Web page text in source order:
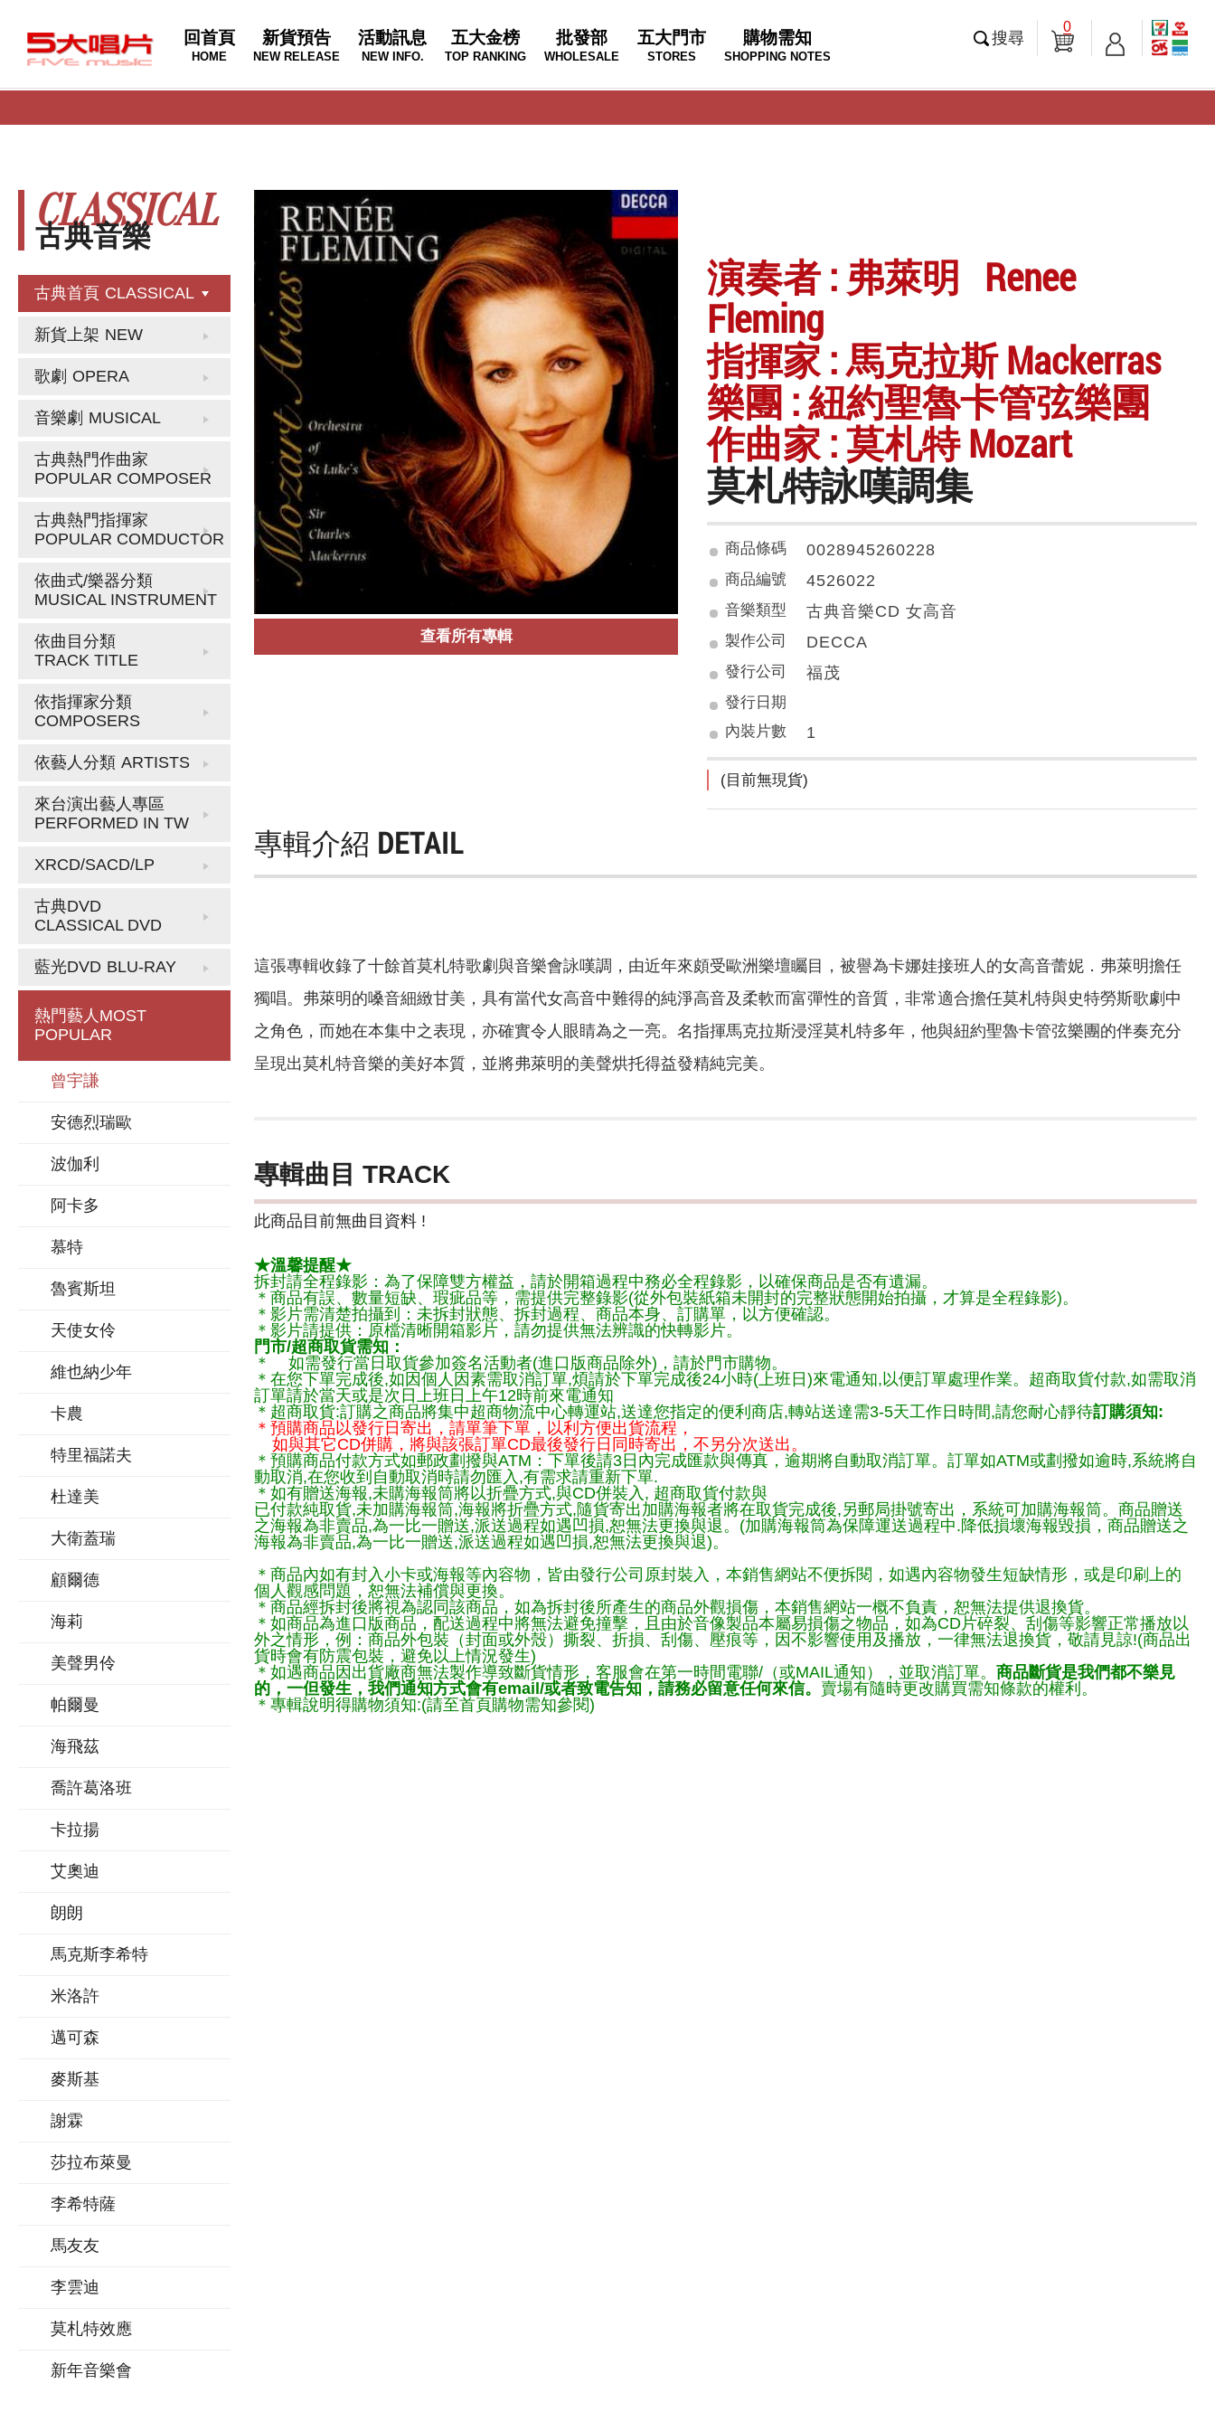
回首頁
HOME
新貨預告
NEW RELEASE
活動訊息
NEW INFO.
五大金榜
TOP RANKING
批發部
WHOLESALE
五大門市
STORES
購物需知
SHOPPING NOTES
搜尋
0
古典音樂
CLASSICAL
古典首頁 CLASSICAL
新貨上架 NEW
歌劇 OPERA
音樂劇 MUSICAL
古典熱門作曲家
POPULAR COMPOSER
古典熱門指揮家
POPULAR COMDUCTOR
依曲式/樂器分類
MUSICAL INSTRUMENT
依曲目分類
TRACK TITLE
依指揮家分類
COMPOSERS
依藝人分類 ARTISTS
來台演出藝人專區
PERFORMED IN TW
XRCD/SACD/LP
古典DVD
CLASSICAL DVD
藍光DVD BLU-RAY
熱門藝人 MOST
POPULAR
曾宇謙
安德烈瑞歐
波伽利
阿卡多
慕特
魯賓斯坦
天使女伶
維也納少年
卡農
特里福諾夫
杜達美
大衛蓋瑞
顧爾德
海莉
美聲男伶
帕爾曼
海飛茲
喬許葛洛班
卡拉揚
艾奧迪
朗朗
馬克斯李希特
米洛許
邁可森
麥斯基
謝霖
莎拉布萊曼
李希特薩
馬友友
李雲迪
莫札特效應
新年音樂會
查看所有專輯
演奏者 : 弗萊明 Renee
Fleming
指揮家 : 馬克拉斯 Mackerras
樂團 : 紐約聖魯卡管弦樂團
作曲家 : 莫札特 Mozart
莫札特詠嘆調集
商品條碼 0028945260228
商品編號 4526022
音樂類型 古典音樂CD 女高音
製作公司 DECCA
發行公司 福茂
發行日期
內裝片數
1
(目前無現貨)
專輯介紹 DETAIL
這張專輯收錄了十餘首莫札特歌劇與音樂會詠嘆調，由近年來頗受歐洲樂壇矚目，被譽為卡娜娃接班人的女高音蕾妮．弗萊明擔任
獨唱。弗萊明的嗓音細緻甘美，具有當代女高音中難得的純淨高音及柔軟而富彈性的音質，非常適合擔任莫札特與史特勞斯歌劇中
之角色，而她在本集中之表現，亦確實令人眼睛為之一亮。名指揮馬克拉斯浸淫莫札特多年，他與紐約聖魯卡管弦樂團的伴奏充分
呈現出莫札特音樂的美好本質，並將弗萊明的美聲烘托得益發精純完美。
專輯曲目 TRACK
此商品目前無曲目資料 !
★溫馨提醒★
拆封請全程錄影：為了保障雙方權益，請於開箱過程中務必全程錄影，以確保商品是否有遺漏。
＊商品有誤、數量短缺、瑕疵品等，需提供完整錄影(從外包裝紙箱未開封的完整狀態開始拍攝，才算是全程錄影)。
＊影片需清楚拍攝到：未拆封狀態、拆封過程、商品本身、訂購單，以方便確認。
＊影片請提供：原檔清晰開箱影片，請勿提供無法辨識的快轉影片。
門市/超商取貨需知：
＊ 如需發行當日取貨參加簽名活動者(進口版商品除外)，請於門市購物。
＊在您下單完成後,如因個人因素需取消訂單,煩請於下單完成後24小時(上班日)來電通知,以便訂單處理作業。超商取貨付款,如需取消
訂單請於當天或是次日上班日上午12時前來電通知
＊超商取貨:訂購之商品將集中超商物流中心轉運站,送達您指定的便利商店,轉站送達需3-5天工作日時間,請您耐心靜待訂購須知:
＊預購商品以發行日寄出，請單筆下單，以利方便出貨流程，
如與其它CD併購，將與該張訂單CD最後發行日同時寄出，不另分次送出。
＊預購商品付款方式如郵政劃撥與ATM：下單後請3日內完成匯款與傳真，逾期將自動取消訂單。訂單如ATM或劃撥如逾時,系統將自
動取消,在您收到自動取消時請勿匯入,有需求請重新下單.
＊如有贈送海報,未購海報筒將以折疊方式,與CD併裝入, 超商取貨付款與
已付款純取貨,未加購海報筒,海報將折疊方式,隨貨寄出加購海報者將在取貨完成後,另郵局掛號寄出，系統可加購海報筒。商品贈送
之海報為非賣品,為一比一贈送,派送過程如遇凹損,恕無法更換與退。(加購海報筒為保障運送過程中.降低損壞海報毀損，商品贈送之
海報為非賣品,為一比一贈送,派送過程如遇凹損,恕無法更換與退)。
＊商品內如有封入小卡或海報等內容物，皆由發行公司原封裝入，本銷售網站不便拆閱，如遇內容物發生短缺情形，或是印刷上的
個人觀感問題，恕無法補償與更換。
＊商品經拆封後將視為認同該商品，如為拆封後所產生的商品外觀損傷，本銷售網站一概不負責，恕無法提供退換貨。
＊如商品為進口版商品，配送過程中將無法避免撞擊，且由於音像製品本屬易損傷之物品，如為CD片碎裂、刮傷等影響正常播放以
外之情形，例：商品外包裝（封面或外殼）撕裂、折損、刮傷、壓痕等，因不影響使用及播放，一律無法退換貨，敬請見諒!(商品出
貨時會有防震包裝，避免以上情況發生)
＊如遇商品因出貨廠商無法製作導致斷貨情形，客服會在第一時間電聯/（或MAIL通知），並取消訂單。 商品斷貨是我們都不樂見
的，一但發生，我們通知方式會有email/或者致電告知，請務必留意任何來信。 賣場有隨時更改購買需知條款的權利。
＊專輯說明得購物須知:(請至首頁購物需知參閱)